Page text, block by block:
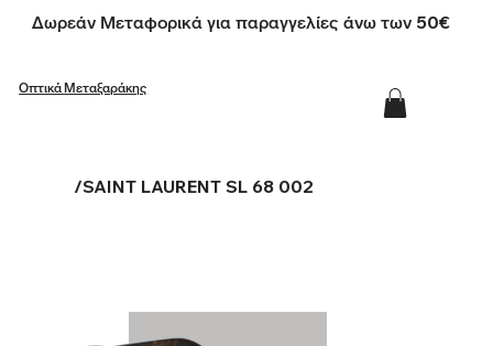
Δωρεάν Μεταφορικά για παραγγελίες άνω των 50€
Οπτικά Μεταξαράκης
/SAINT LAURENT SL 68 002